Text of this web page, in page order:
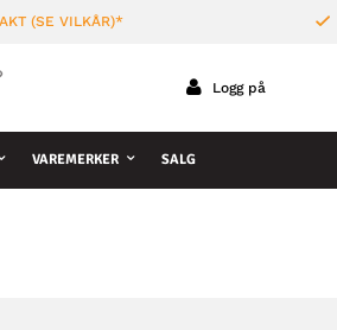
(SE VILKÅR)*
Logg på
VAREMERKER SALG